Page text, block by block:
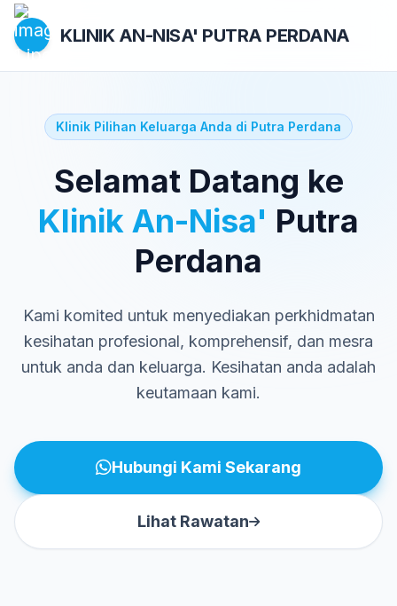
KLINIK AN-NISA' PUTRA PERDANA
Klinik Pilihan Keluarga Anda di Putra Perdana
Selamat Datang ke
Klinik An-Nisa' Putra
Perdana
Kami komited untuk menyediakan perkhidmatan
kesihatan profesional, komprehensif, dan mesra
untuk anda dan keluarga. Kesihatan anda adalah
keutamaan kami.
Hubungi Kami Sekarang
Lihat Rawatan